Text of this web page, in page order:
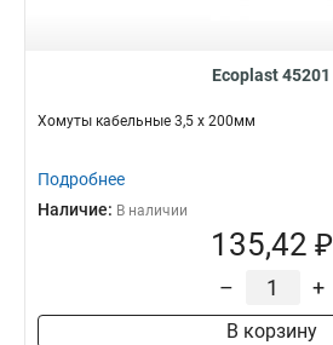
Ecoplast 45201
Хомуты кабельные 3,5 х 200мм
Подробнее
Наличие: В наличии
135,42 ₽
– +
В корзину